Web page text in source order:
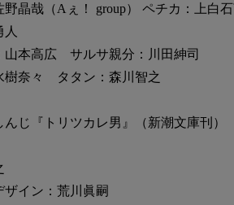
野晶哉（Aぇ！ group） ペチカ：上白
山本高広 サルサ親分：川田紳司
樹奈々 タタン：森川智之
じ『トリツカレ男』（新潮文庫刊）
イン：荒川眞嗣